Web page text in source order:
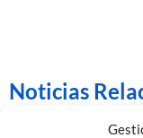
Noticias